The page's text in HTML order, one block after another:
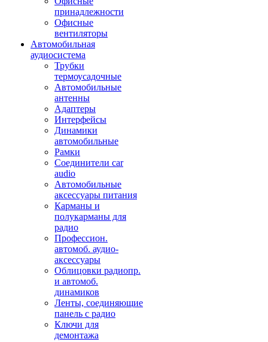
принадлежности
Офисные
вентиляторы
Автомобильная
аудиосистема
Трубки
термоусадочные
Автомобильные
антенны
Адаптеры
Интерфейсы
Динамики
автомобильные
Рамки
Соединители car
audio
Автомобильные
аксессуары питания
Карманы и
полукарманы для
радио
Профессион.
автомоб. аудио-
аксессуары
Облицовки радиопр.
и автомоб.
динамиков
Ленты, соединяющие
панель с радио
Ключи для
демонтажа